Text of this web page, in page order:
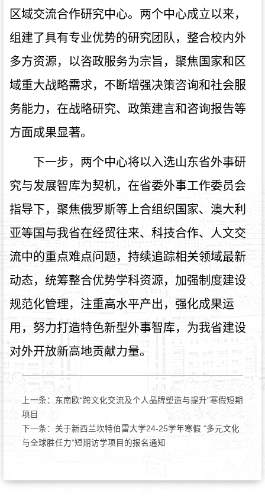
区域交流合作研究中心。两个中心成立以来，
组建了具有专业优势的研究团队，整合校内外
多方资源，以咨政服务为宗旨，聚焦国家和区
域重大战略需求，不断增强决策咨询和社会服
务能力，在战略研究、政策建言和咨询报告等
方面成果显著。
下一步，两个中心将以入选山东省外事研
究与发展智库为契机，在省委外事工作委员会
指导下，聚焦俄罗斯等上合组织国家、澳大利
亚等国与我省在经贸往来、科技合作、人文交
流中的重点难点问题，持续追踪相关领域最新
动态，统筹整合优势学科资源，加强制度建设
规范化管理，注重高水平产出，强化成果运
用，努力打造特色新型外事智库，为我省建设
对外开放新高地贡献力量。
上一条： 东南欧“跨文化交流及个人品牌塑造与提升”寒假短期
项目
下一条： 关于新西兰坎特伯雷大学24-25学年寒假 “多元文化
与全球胜任力”短期访学项目的报名通知